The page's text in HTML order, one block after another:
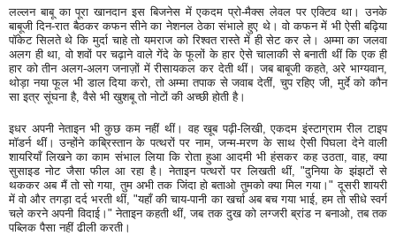
लल्लन बाबू का पूरा खानदान इस बिजनेस में एकदम प्रो-मैक्स लेवल पर एक्टिव था। उनके
बाबूजी दिन-रात बैठकर कफन सीने का नेशनल ठेका संभाले हुए थे। वो कफन में भी ऐसी बढ़िया
पॉकेट सिलते थे कि मुर्दा चाहे तो यमराज को रिश्वत रास्ते में ही सेट कर ले। अम्मा का जलवा
अलग ही था, वो शवों पर चढ़ाने वाले गेंदे के फूलों के हार ऐसे चालाकी से बनाती थीं कि एक ही
हार को तीन अलग-अलग जनाज़ों में रीसायकल कर देती थीं। जब बाबूजी कहते, अरे भाग्यवान,
थोड़ा नया फूल भी डाल दिया करो, तो अम्मा तपाक से जवाब देतीं, चुप रहिए जी, मुर्दे को कौन
सा इत्र सूंघना है, वैसे भी खुशबू तो नोटों की अच्छी होती है।
इधर अपनी नेताइन भी कुछ कम नहीं थीं। वह खूब पढ़ी-लिखी, एकदम इंस्टाग्राम रील टाइप
मॉडर्न थीं। उन्होंने कब्रिस्तान के पत्थरों पर नाम, जन्म-मरण के साथ ऐसी पिघला देने वाली
शायरियाँ लिखने का काम संभाल लिया कि रोता हुआ आदमी भी हंसकर कह उठता, वाह, क्या
सुसाइड नोट जैसा फील आ रहा है। नेताइन पत्थरों पर लिखती थीं, "दुनिया के झंझटों से
थककर अब मैं तो सो गया, तुम अभी तक जिंदा हो बताओ तुमको क्या मिल गया।" दूसरी शायरी
में वो और तगड़ा दर्द भरती थीं, "यहाँ की चाय-पानी का खर्चा अब बच गया भाई, हम तो सीधे स्वर्ग
चले करने अपनी विदाई।" नेताइन कहती थीं, जब तक दुख को लग्जरी ब्रांड न बनाओ, तब तक
पब्लिक पैसा नहीं ढीली करती।